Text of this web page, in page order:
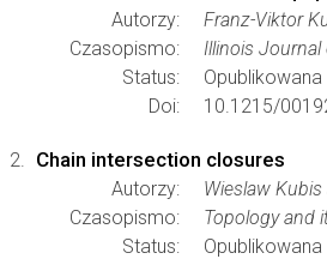
Autorzy:
Franz-Viktor
Czasopismo:
Illinois
Status:
Opublikowana
Doi:
10.1215/
Chain intersection closures
Autorzy:
Wieslaw
Czasopismo:
Topology and
Status:
Opublikowana